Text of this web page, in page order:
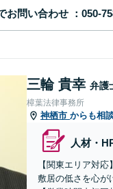
お問い合わせ
三輪 貴幸 弁護
樟葉法律事務所
神栖市 からも相
人材・
【関東エリア対
敷居の低さを心が